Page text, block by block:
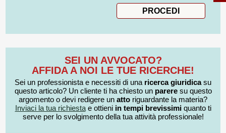
SEI UN AVVOCATO?
AFFIDA A NOI LE TUE RICERCHE!
Sei un professionista e necessiti di una ricerca giuridicasu
questo articolo? Un cliente ti ha chiesto un pareresu questo
argomento o devi redigere un atto riguardante la materia?
Inviaci la tua richiestae ottieni in tempi brevissimiquanto ti
serve per lo svolgimento della tua attività professionale!